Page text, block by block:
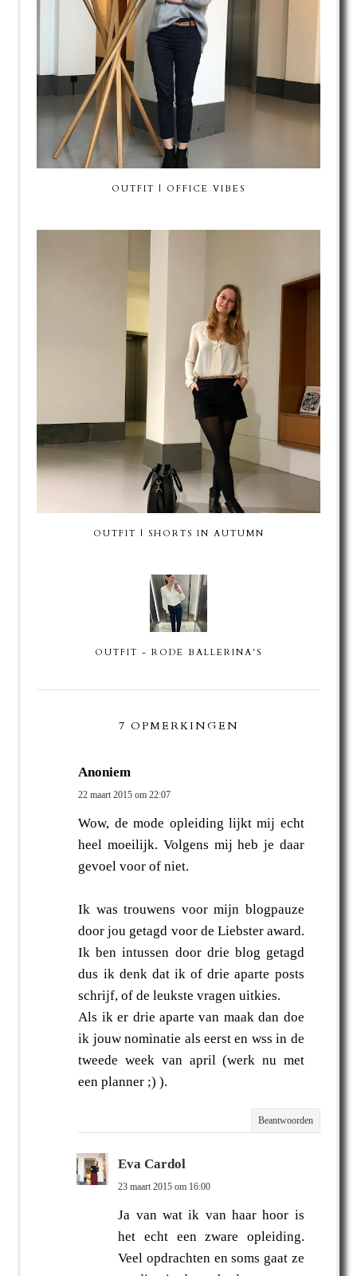
OUTFIT | OFFICE VIBES
OUTFIT | SHORTS IN AUTUMN
OUTFIT - RODE BALLERINA'S
7 OPMERKINGEN
Anoniem
22 maart 2015 om 22:07
Wow, de mode opleiding lijkt mij echt
heel moeilijk. Volgens mij heb je daar
gevoel voor of niet.
Ik was trouwens voor mijn blogpauze
door jou getagd voor de Liebster award.
Ik ben intussen door drie blog getagd
dus ik denk dat ik of drie aparte posts
schrijf, of de leukste vragen uitkies.
Als ik er drie aparte van maak dan doe
ik jouw nominatie als eerst en wss in de
tweede week van april (werk nu met
een planner ;) ).
Beantwoorden
Eva Cardol
23 maart 2015 om 16:00
Ja van wat ik van haar hoor is
het echt een zware opleiding.
Veel opdrachten en soms gaat ze